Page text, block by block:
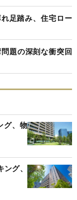
足踏み、住宅ロー
題の深刻な衝突回
グ、物
グ、